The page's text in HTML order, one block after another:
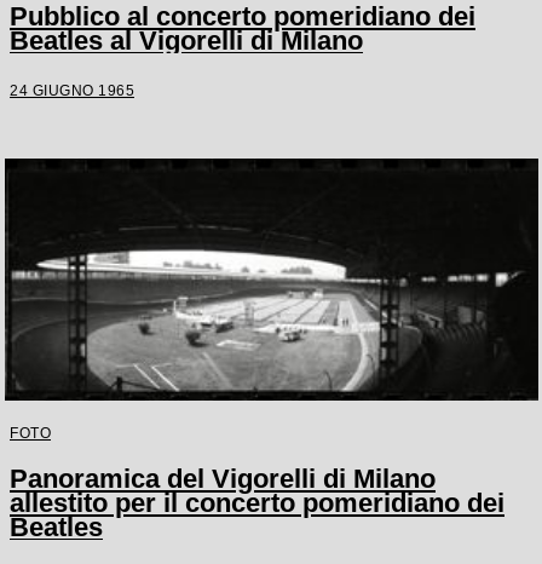
Pubblico al concerto pomeridiano dei
Beatles al Vigorelli di Milano
24 GIUGNO 1965
FOTO
Panoramica del Vigorelli di Milano
allestito per il concerto pomeridiano dei
Beatles